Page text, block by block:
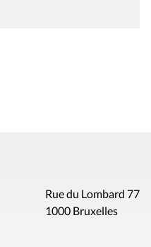
Rue du Lombard 77
1000 Bruxelles